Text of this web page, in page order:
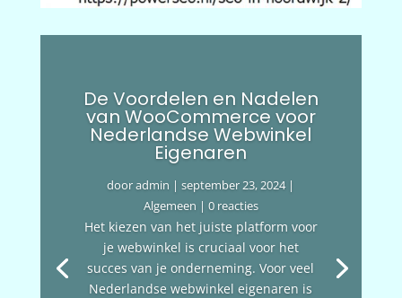
De Voordelen en Nadelen
van WooCommerce voor
Nederlandse Webwinkel
Eigenaren
dooradmin |september 23, 2024|
Algemeen | 0 reacties
Het kiezen van het juiste platform voor
je webwinkel is cruciaal voor het
succes van je onderneming. Voor veel
Nederlandse webwinkel eigenaren is